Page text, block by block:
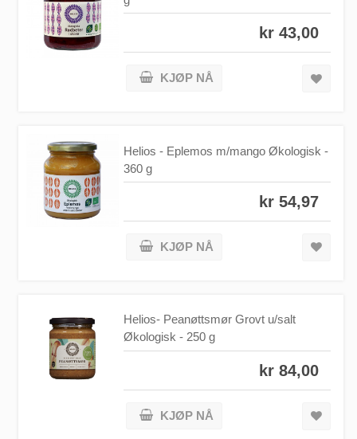
kr 43,00
KJØP NÅ
Helios - Eplemos m/mango Økologisk -
360 g
kr 54,97
KJØP NÅ
Helios- Peanøttsmør Grovt u/salt
Økologisk - 250 g
kr 84,00
KJØP NÅ